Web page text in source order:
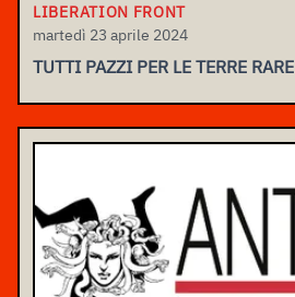
LIBERATION FRONT
martedì 23 aprile 2024
TUTTI PAZZI PER LE TERRE RARE